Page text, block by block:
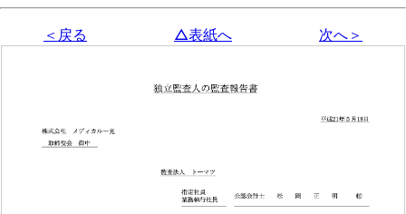
＜戻る △表紙へ 次へ＞